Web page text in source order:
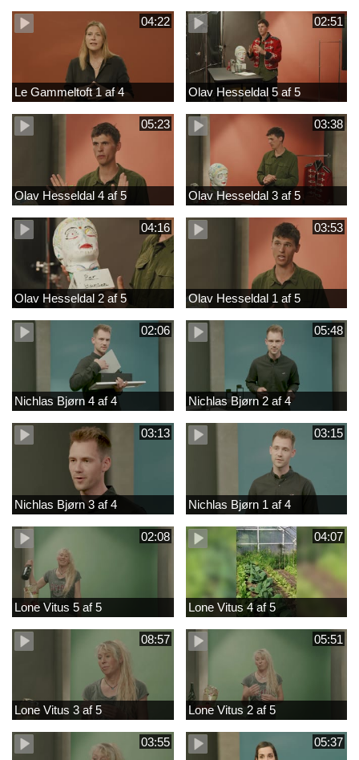
04:22
Le Gammeltoft 1 af 4
02:51
Olav Hesseldal 5 af 5
05:23
Olav Hesseldal 4 af 5
03:38
Olav Hesseldal 3 af 5
04:16
Olav Hesseldal 2 af 5
03:53
Olav Hesseldal 1 af 5
02:06
Nichlas Bjørn 4 af 4
05:48
Nichlas Bjørn 2 af 4
03:13
Nichlas Bjørn 3 af 4
03:15
Nichlas Bjørn 1 af 4
02:08
Lone Vitus 5 af 5
04:07
Lone Vitus 4 af 5
08:57
Lone Vitus 3 af 5
05:51
Lone Vitus 2 af 5
03:55 05:37